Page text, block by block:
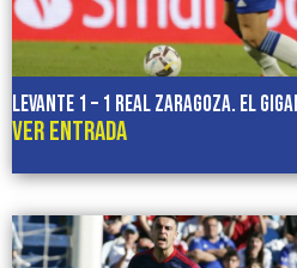
LEVANTE 1 – 1 REAL ZARAGOZA. El
VER ENTRADA